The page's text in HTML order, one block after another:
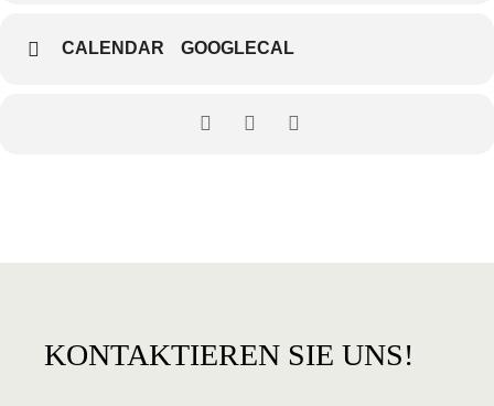
CALENDAR GOOGLECAL
KONTAKTIEREN SIE UNS!